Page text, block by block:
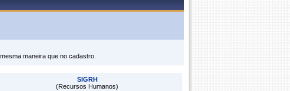
maneira que no cadastro.
SIGRH
(Recursos Humanos)